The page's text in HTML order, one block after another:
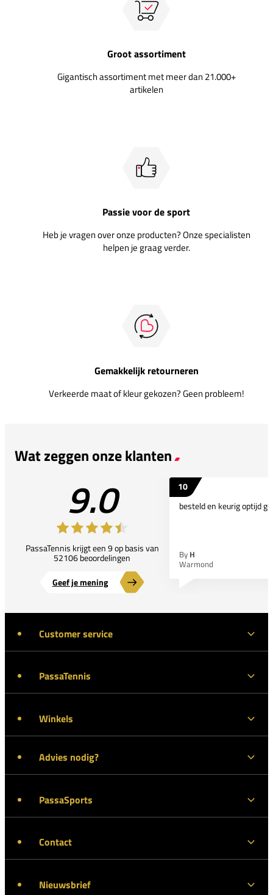
Groot assortiment
Gigantisch assortiment met meer dan 21.000+
artikelen
Passie voor de sport
Heb je vragen over onze producten? Onze specialisten
helpen je graag verder.
Gemakkelijk retourneren
Verkeerde maat of kleur gekozen? Geen probleem!
Wat zeggen onze klanten
9.0
PassaTennis krijgt een 9 op basis van
52106 beoordelingen
Geef je mening
10
besteld en keurig optijd
By H
Warmond
Customer service
PassaTennis
Winkels
Advies nodig?
PassaSports
Contact
Nieuwsbrief